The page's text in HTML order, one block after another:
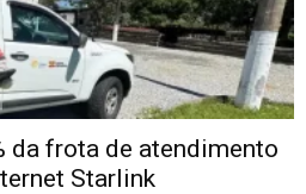
da frota de atendimento
Starlink